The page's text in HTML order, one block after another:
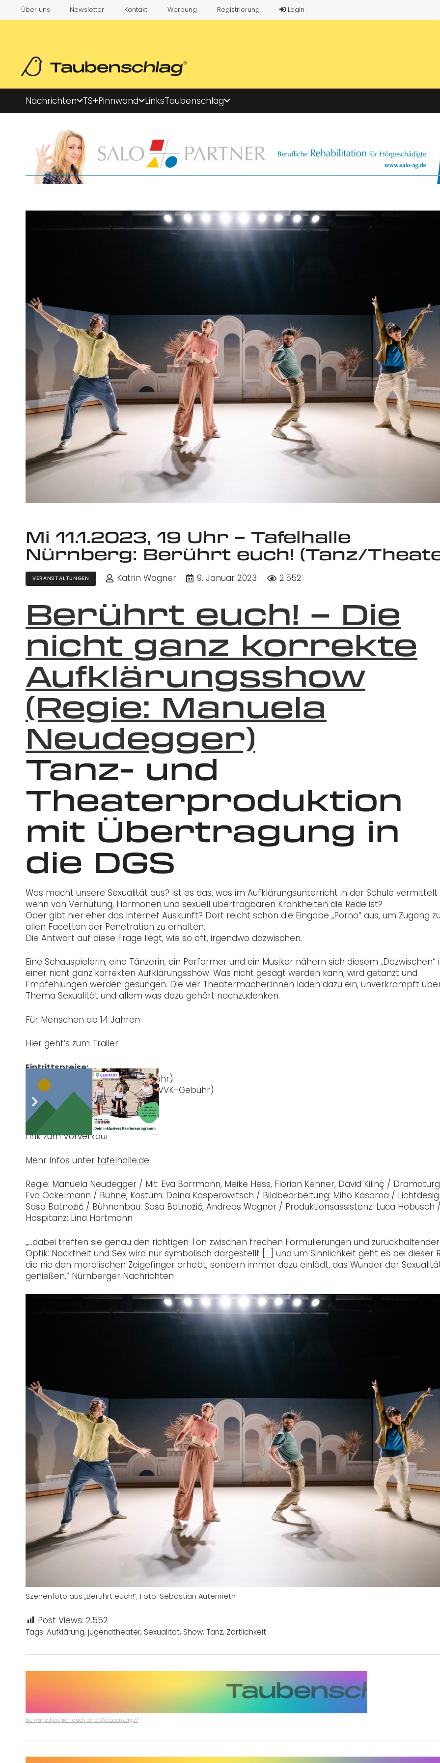
Über uns Newsletter Kontakt Werbung Registrierung LogIn
Nachrichten TS+Pinnwand LinksTaubenschlag
Mi 11.1.2023, 19 Uhr – Tafelhalle
Nürnberg: Berührt euch! (Tanz/
VERANSTALTUNGEN Katrin Wagner 9. Januar 2023 2.552
Berührt euch! – Die
nicht ganz korrekte
Aufklärungsshow
(Regie: Manuela
Neudegger)
Tanz- und
Theaterproduktion
mit Übertragung in
die DGS
Was macht unsere Sexualität aus? Ist es das, was im Aufklärungsunterricht in der Schule vermittelt
wenn von Verhütung, Hormonen und sexuell übertragbaren Krankheiten die Rede ist?
Oder gibt hier eher das Internet Auskunft? Dort reicht schon die Eingabe „Porno“ aus, um Zugang
allen Facetten der Penetration zu erhalten.
Die Antwort auf diese Frage liegt, wie so oft, irgendwo dazwischen.
Eine Schauspielerin, eine Tänzerin, ein Performer und ein Musiker nähern sich diesem „Dazwischen“
einer nicht ganz korrekten Aufklärungsshow. Was nicht gesagt werden kann, wird getanzt und
Empfehlungen werden gesungen. Die vier Theatermacher:innen laden dazu ein, unverkrampft
Thema Sexualität und allem was dazu gehört nachzudenken.
Für Menschen ab 14 Jahren
Hier geht’s zum Trailer
Eintrittspreise:
Vorverkauf: 15 € (zzgl. VVK-Gebühr)
Vorverkauf ermäßigt: 10 € (zzgl. VVK-Gebühr)
Eintritt: 18 €
Eintritt ermäßigt: 13 €
Link zum Vorverkauf
Mehr Infos unter tafelhalle.de
Regie: Manuela Neudegger / Mit: Eva Borrmann, Meike Hess, Florian Kenner, David Kilinç /
Eva Ockelmann / Bühne, Kostüm: Daina Kasperowitsch / Bildbearbeitung: Miho Kasama /
Saša Batnožić / Bühnenbau: Saša Batnožić, Andreas Wagner / Produktionsassistenz: Luca Hobusch
Hospitanz: Lina Hartmann
„…dabei treffen sie genau den richtigen Ton zwischen frechen Formulierungen und zurückhaltender
Optik: Nacktheit und Sex wird nur symbolisch dargestellt [_] und um Sinnlichkeit geht es bei dieser
die nie den moralischen Zeigefinger erhebt, sondern immer dazu einlädt, das Wunder der
genießen.“ Nürnberger Nachrichten
Szenenfoto aus „Berührt euch!“, Foto: Sebastian Autenrieth
Post Views: 2.552
Tags: Aufklärung, jugendtheater, Sexualität, Show, Tanz, Zärtlichkeit
Sie wünschen sich auch eine Werbeanzeige?